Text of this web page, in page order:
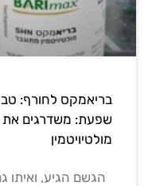
בריאמקס לחורף:
שפעת: משדרגים את
מולטיויטמין
הגשם הגיע, ואיתו